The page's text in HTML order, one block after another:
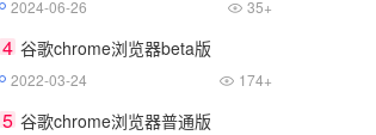
2024-06-26 35+
4 谷歌chrome浏览器beta版
2022-03-24 174+
5 谷歌chrome浏览器普通版